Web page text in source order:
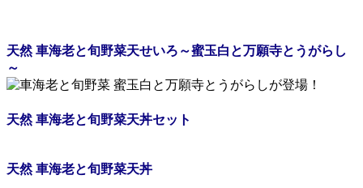
天然 車海老と旬野菜天せいろ ～蜜玉白と万願寺とうがらし
～
天然 車海老と旬野菜天丼セット
天然 車海老と旬野菜天丼